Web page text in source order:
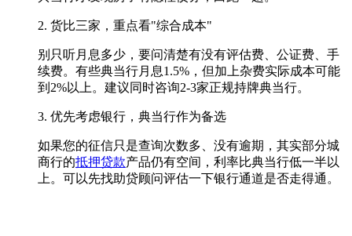
2. 货比三家，重点看"综合成本"
别只听月息多少，要问清楚有没有评估费、公证费、手
续费。有些典当行月息1.5%，但加上杂费实际成本可能
到2%以上。建议同时咨询2-3家正规持牌典当行。
3. 优先考虑银行，典当行作为备选
如果您的征信只是查询次数多、没有逾期，其实部分城
商行的抵押贷款产品仍有空间，利率比典当行低一半以
上。可以先找助贷顾问评估一下银行通道是否走得通。